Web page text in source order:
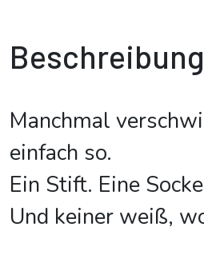
Beschreibung
Manchmal
einfach so.
Ein Stift. Eine
Und keiner weiß,